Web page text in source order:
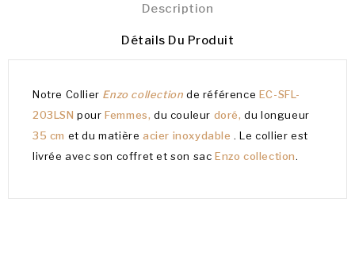
Description
Détails Du Produit
Notre Collier Enzo collectionde référence EC-SFL-
203LSNpourFemmes,du couleur doré, du longueur
35 cm et du matièreacier inoxydable . Le collier est
livrée avec son coffret et son sacEnzo collection.